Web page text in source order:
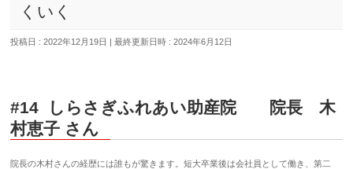
くいく
投稿日 : 2022年12月19日 最終更新日時 : 2024年6月12日
#14 しらさぎふれあい助産院
院長 木
村恵子 さん
院長の木村さんの経歴には誰もが驚きます。短大卒業後は会社員として働き、第二